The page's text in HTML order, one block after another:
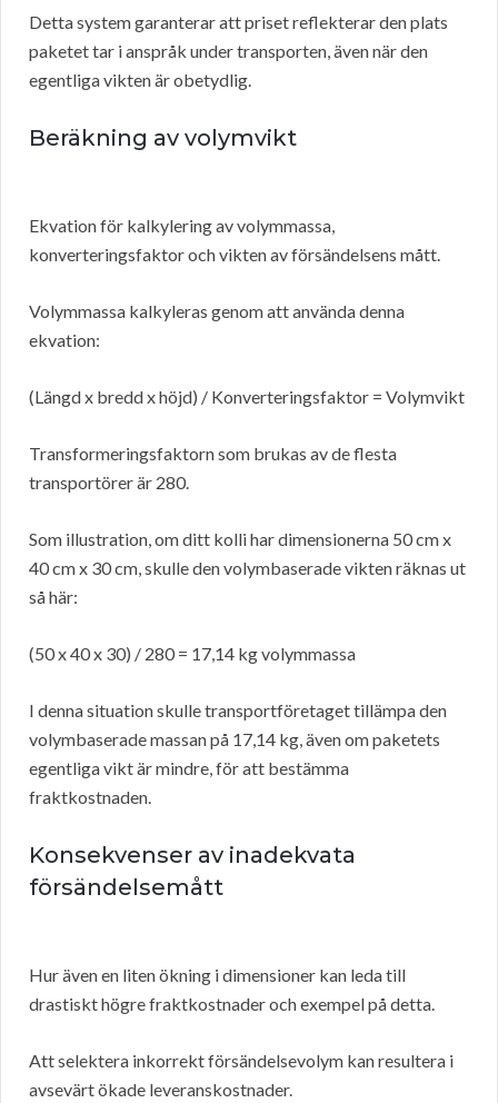
Detta system garanterar att priset reflekterar den plats
paketet tar i anspråk under transporten, även när den
egentliga vikten är obetydlig.
Beräkning av volymvikt
Ekvation för kalkylering av volymmassa,
konverteringsfaktor och vikten av försändelsens mått.
Volymmassa kalkyleras genom att använda denna
ekvation:
(Längd x bredd x höjd) / Konverteringsfaktor = Volymvikt
Transformeringsfaktorn som brukas av de flesta
transportörer är 280.
Som illustration, om ditt kolli har dimensionerna 50 cm x
40 cm x 30 cm, skulle den volymbaserade vikten räknas ut
så här:
(50 x 40 x 30) / 280 = 17,14 kg volymmassa
I denna situation skulle transportföretaget tillämpa den
volymbaserade massan på 17,14 kg, även om paketets
egentliga vikt är mindre, för att bestämma
fraktkostnaden.
Konsekvenser av inadekvata
försändelsemått
Hur även en liten ökning i dimensioner kan leda till
drastiskt högre fraktkostnader och exempel på detta.
Att selektera inkorrekt försändelsevolym kan resultera i
avsevärt ökade leveranskostnader.